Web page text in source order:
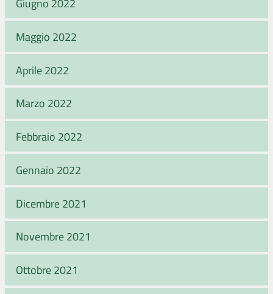
Giugno 2022
Maggio 2022
Aprile 2022
Marzo 2022
Febbraio 2022
Gennaio 2022
Dicembre 2021
Novembre 2021
Ottobre 2021